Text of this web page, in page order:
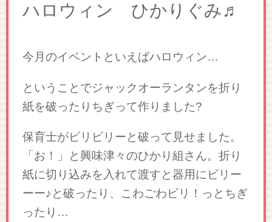
ハロウィン ひかりぐみ♬
今月のイベントといえばハロウィン…
ということでジャックオーランタンを折り
紙を破ったりちぎって作りました?
保育士がビリビリーと破って見せました。
「お！」と興味津々のひかり組さん。折り
紙に切り込みを入れて渡すと器用にビリー
ーー♪と破ったり、こわごわビリ！っとちぎ
ったり…